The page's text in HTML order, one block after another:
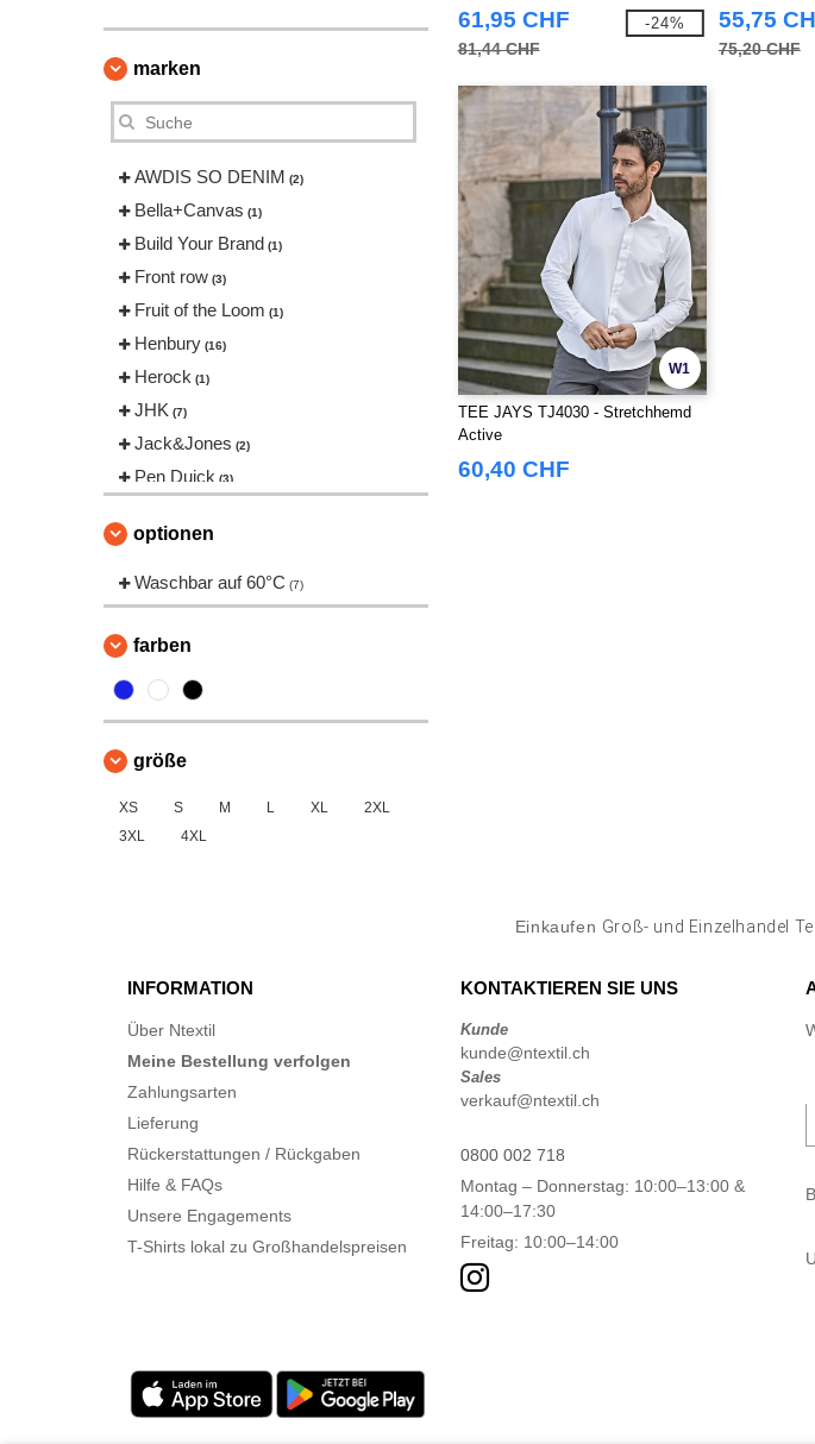
marken
AWDIS SO DENIM (2)
Bella+Canvas (1)
Build Your Brand (1)
Front row (3)
Fruit of the Loom (1)
Henbury (16)
Herock (1)
JHK (7)
Jack&Jones (2)
Pen Duick (3)
Russell Collection
Tee Jays (9)
VELILLA (13)
optionen
Waschbar auf 60°C (7)
farben
größe
XS S M L XL
2XL
3XL
4XL
61,95 CHF
81,44 CHF
-24% 55,75
75,20 CHF
W1
TEE JAYS TJ4030 - Stretchhemd
Active
60,40 CHF
Einkaufen Groß- und Einzelhandel
INFORMATION
Über Ntextil
Meine Bestellung verfolgen
Zahlungsarten
Lieferung
Rückerstattungen / Rückgaben
Hilfe & FAQs
Unsere Engagements
T-Shirts lokal zu Großhandelspreisen
KONTAKTIEREN SIE UNS
Kunde
kunde@ntextil.ch
Sales
verkauf@ntextil.ch
0800 002 718
Montag – Donnerstag: 10:00–13:00 &
14:00–17:30
Freitag: 10:00–14:00